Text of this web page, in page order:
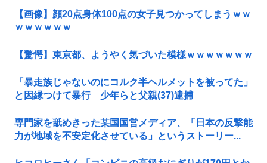
【画像】顔20点身体100点の女子見つかってしまうｗｗ
ｗｗｗｗｗｗ
【驚愕】東京都、ようやく気づいた模様ｗｗｗｗｗｗｗ
「暴走族じゃないのにコルク半ヘルメットを被ってた」
と因縁つけて暴行 少年らと父親(37)逮捕
専門家を舐めきった某国国営メディア、「日本の反撃能
力が地域を不安定化させている」というストーリー...